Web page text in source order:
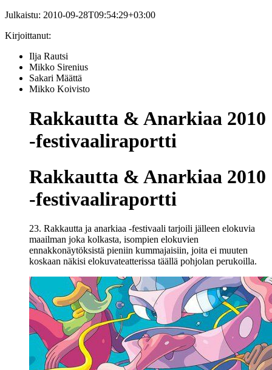
Julkaistu: 2010-09-28T09:54:29+03:00
Kirjoittanut:
Ilja Rautsi
Mikko Sirenius
Sakari Määttä
Mikko Koivisto
Rakkautta & Anarkiaa 2010
-festivaaliraportti
Rakkautta & Anarkiaa 2010
-festivaaliraportti
23. Rakkautta ja anarkiaa -festivaali tarjoili jälleen elokuvia
maailman joka kolkasta, isompien elokuvien
ennakkonäytöksistä pieniin kummajaisiin, joita ei muuten
koskaan näkisi elokuvateatterissa täällä pohjolan perukoilla.